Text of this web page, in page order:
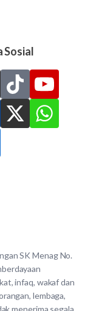
SK Menag No.
infaq, wakaf dan
lembaga,
menerima segala
Sosial